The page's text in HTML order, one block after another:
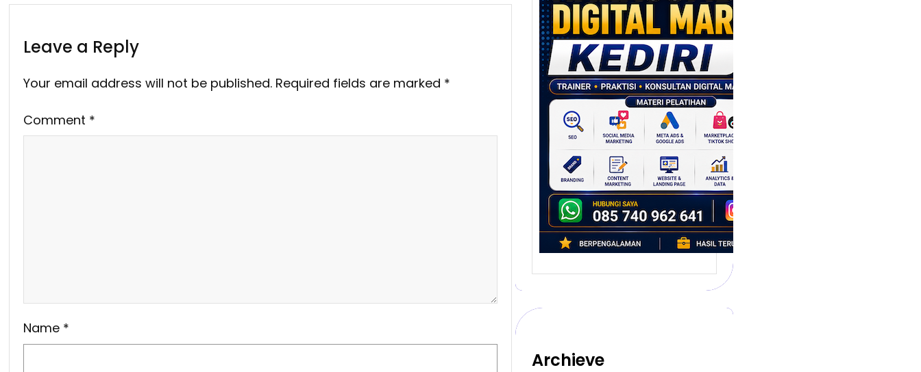
Leave a Reply
Your email address will not be published. Required fields are marked *
Comment *
Name *
Narasumber
Digital Marketing
Kediri: Membangun
Strategi
Pemasaran
Berbasis Data
untuk Bisnis yang
Bertumbuh
Digital marketing telah
mengubah cara bisnis
berkembang. Dulu,
promosi banyak…
Archieve